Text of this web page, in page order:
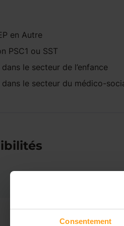
Consentement
en Autre
PSC1 ou SST
le secteur de l’enfance
le secteur du médico-